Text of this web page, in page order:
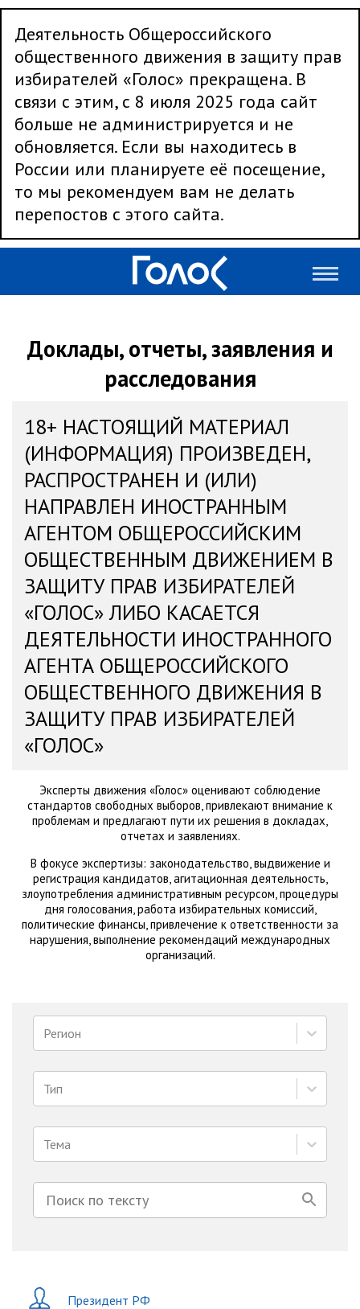
Деятельность Общероссийского
общественного движения в защиту прав
избирателей «Голос» прекращена. В
связи с этим, с 8 июля 2025 года сайт
больше не администрируется и не
обновляется. Если вы находитесь в
России или планируете её посещение,
то мы рекомендуем вам не делать
перепостов с этого сайта.
Доклады, отчеты, заявления и
расследования
18+ НАСТОЯЩИЙ МАТЕРИАЛ
(ИНФОРМАЦИЯ) ПРОИЗВЕДЕН,
РАСПРОСТРАНЕН И (ИЛИ)
НАПРАВЛЕН ИНОСТРАННЫМ
АГЕНТОМ ОБЩЕРОССИЙСКИМ
ОБЩЕСТВЕННЫМ ДВИЖЕНИЕМ В
ЗАЩИТУ ПРАВ ИЗБИРАТЕЛЕЙ
«ГОЛОС» ЛИБО КАСАЕТСЯ
ДЕЯТЕЛЬНОСТИ ИНОСТРАННОГО
АГЕНТА ОБЩЕРОССИЙСКОГО
ОБЩЕСТВЕННОГО ДВИЖЕНИЯ В
ЗАЩИТУ ПРАВ ИЗБИРАТЕЛЕЙ
«ГОЛОС»
Эксперты движения «Голос» оценивают соблюдение
стандартов свободных выборов, привлекают внимание к
проблемам и предлагают пути их решения в докладах,
отчетах и заявлениях.
В фокусе экспертизы: законодательство, выдвижение и
регистрация кандидатов, агитационная деятельность,
злоупотребления административным ресурсом, процедуры
дня голосования, работа избирательных комиссий,
политические финансы, привлечение к ответственности за
нарушения, выполнение рекомендаций международных
организаций.
Регион
Тип
Тема
Президент РФ